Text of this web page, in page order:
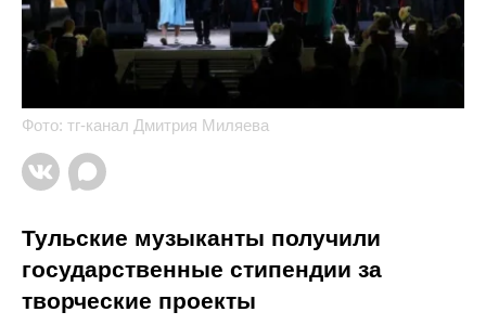
Фото: тг-канал Дмитрия Миляева
Тульские музыканты получили
государственные стипендии за
творческие проекты